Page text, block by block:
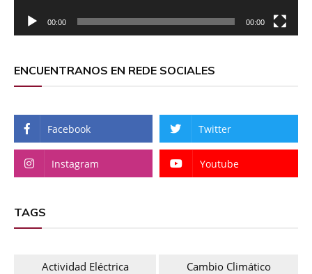
00:00 00:00
ENCUENTRANOS EN REDE SOCIALES
Facebook Twitter
Instagram Youtube
TAGS
Actividad Eléctrica
Cambio Climático